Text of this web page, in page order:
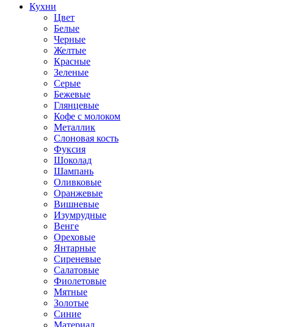
Кухни
Цвет
Белые
Черные
Желтые
Красные
Зеленые
Серые
Бежевые
Глянцевые
Кофе с молоком
Металлик
Слоновая кость
Фуксия
Шоколад
Шампань
Оливковые
Оранжевые
Вишневые
Изумрудные
Венге
Ореховые
Янтарные
Сиреневые
Салатовые
Фиолетовые
Мятные
Золотые
Синие
Материал